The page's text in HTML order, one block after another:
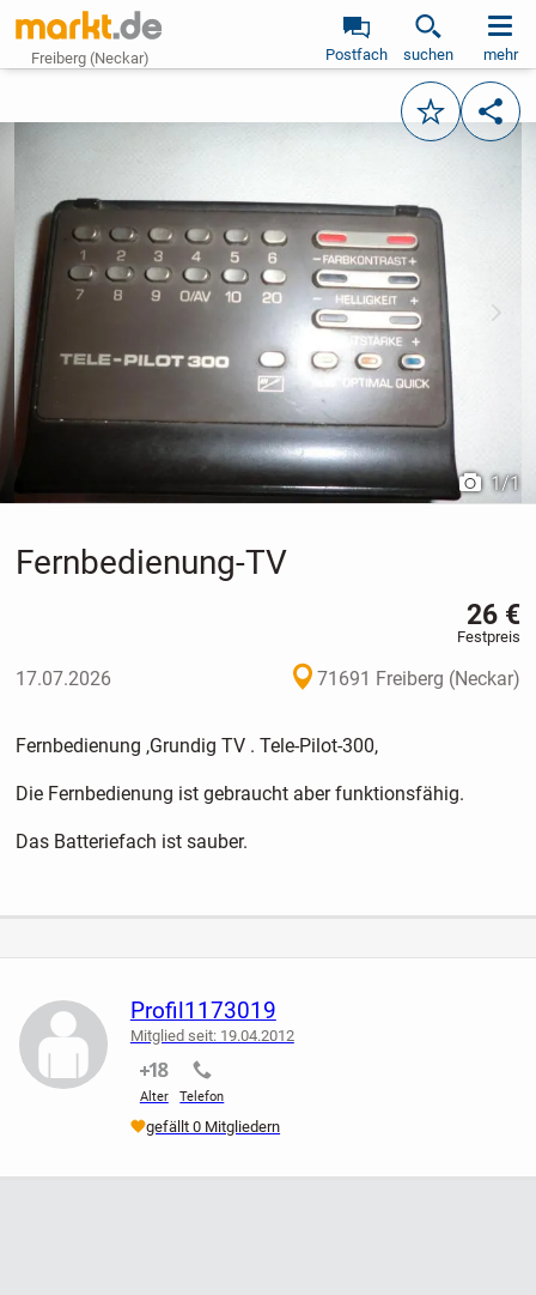
Freiberg (Neckar) Postfach suchen mehr
Merken
1/1
Fernbedienung-TV
26 €
Festpreis
17.07.2026 71691 Freiberg (Neckar)
Fernbedienung ,Grundig TV . Tele-Pilot-300,
Die Fernbedienung ist gebraucht aber funktionsfähig.
Das Batteriefach ist sauber.
Profil1173019
Mitglied seit: 19.04.2012
Alter
nicht verifiziert
Telefon
nicht verifiziert
gefällt 0 Mitgliedern